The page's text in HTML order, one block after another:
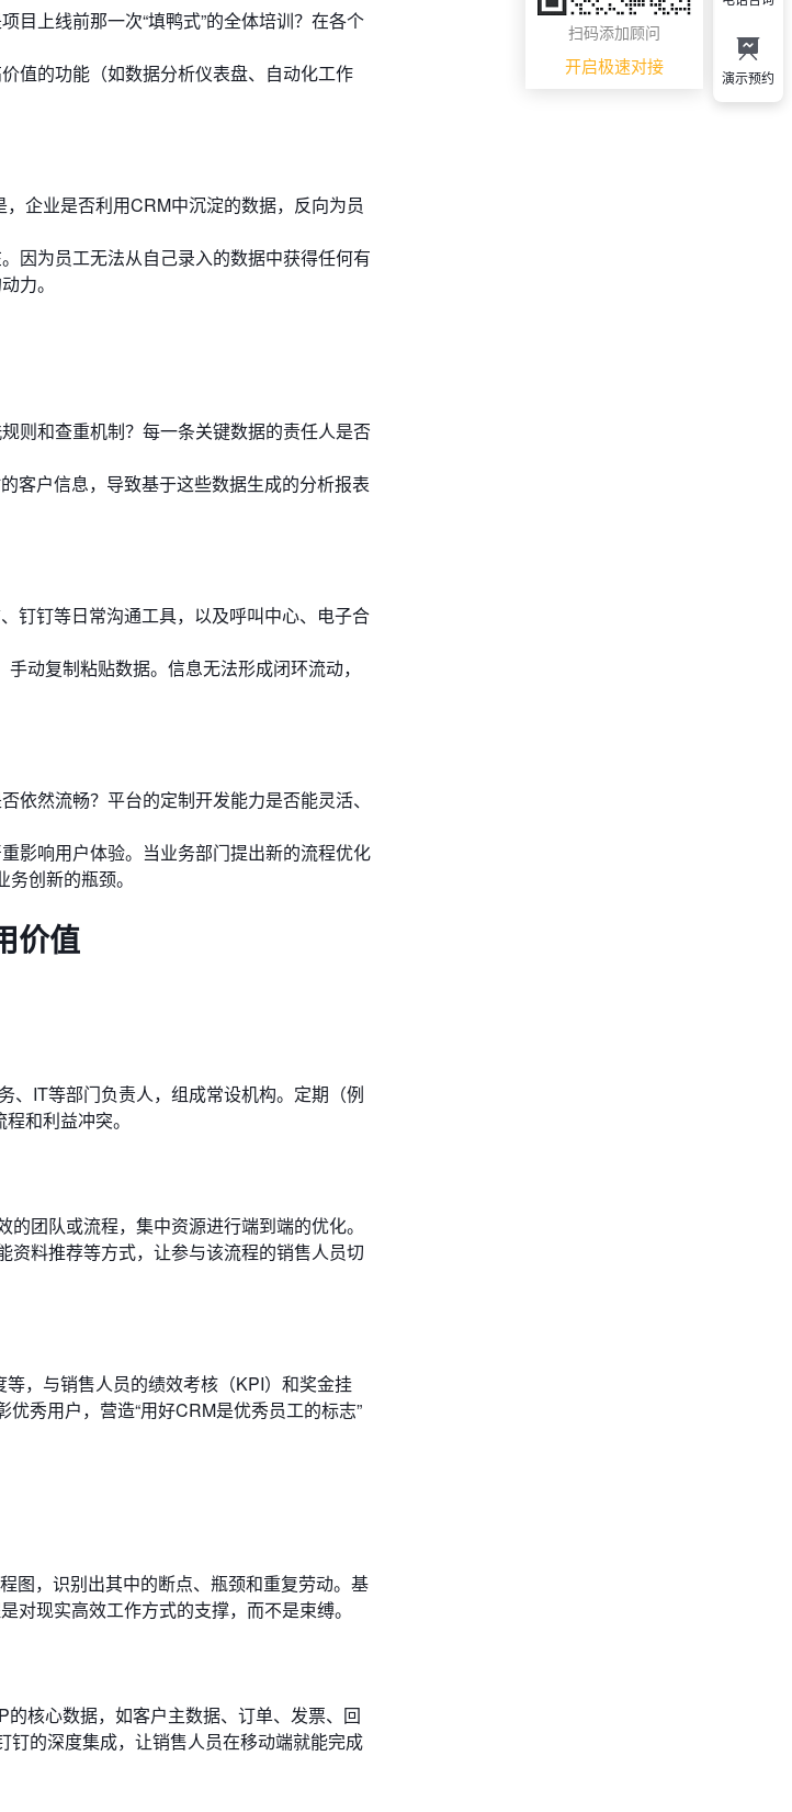
目上线前那一次“填鸭式”的全体培训？在各个
值的功能（如数据分析仪表盘、自动化工作
企业是否利用CRM中沉淀的数据，反向为员
因为员工无法从自己录入的数据中获得任何有
力。
则和查重机制？每一条关键数据的责任人是否
客户信息，导致基于这些数据生成的分析报表
钉钉等日常沟通工具，以及呼叫中心、电子合
动复制粘贴数据。信息无法形成闭环流动，
依然流畅？平台的定制开发能力是否能灵活、
影响用户体验。当业务部门提出新的流程优化
创新的瓶颈。
价值
、IT等部门负责人，组成常设机构。定期（例
和利益冲突。
团队或流程，集中资源进行端到端的优化。
资料推荐等方式，让参与该流程的销售人员切
，与销售人员的绩效考核（KPI）和奖金挂
优秀用户，营造“用好CRM是优秀员工的标志”
图，识别出其中的断点、瓶颈和重复劳动。基
对现实高效工作方式的支撑，而不是束缚。
核心数据，如客户主数据、订单、发票、回
的深度集成，让销售人员在移动端就能完成
扫码添加顾问
开启极速对接 演示预约